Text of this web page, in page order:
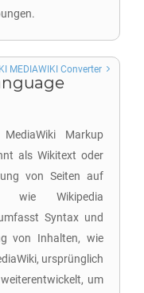
Markup
als Wikitext oder
von Seiten auf
wie Wikipedia
Syntax und
von Inhalten, wie
ursprünglich
um
MEDIAWIKI Converter